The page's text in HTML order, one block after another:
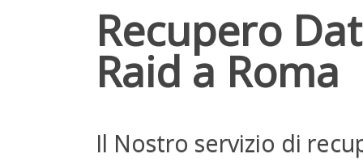
Recupero
Raid a Roma
Il Nostro servizio di